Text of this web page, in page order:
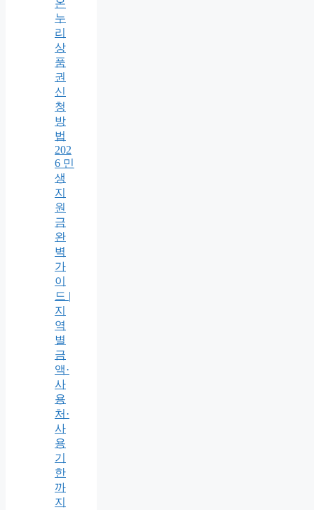
온
누
리
상
품
권
신
청
방
법
202
6 민
생
지
원
금
완
벽
가
이
드 |
지
역
별
금
액·
사
용
처·
사
용
기
한
까
지